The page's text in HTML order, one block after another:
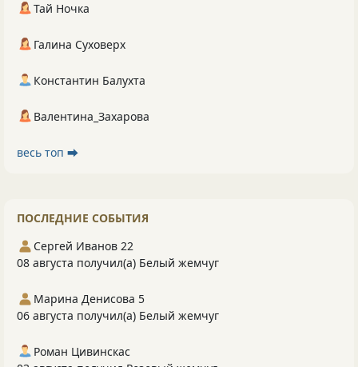
Тай Ночка
Галина Суховерх
Константин Балухта
Валентина_Захарова
весь топ ⮕
ПОСЛЕДНИЕ СОБЫТИЯ
Сергей Иванов 22
08 августа получил(а) Белый жемчуг
Марина Денисова 5
06 августа получил(а) Белый жемчуг
Роман Цивинскас